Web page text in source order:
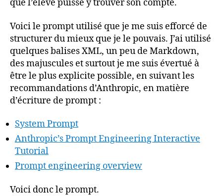
que l’élève puisse y trouver son compte.
Voici le prompt utilisé que je me suis efforcé de
structurer du mieux que je le pouvais. J’ai utilisé
quelques balises XML, un peu de Markdown,
des majuscules et surtout je me suis évertué à
être le plus explicite possible, en suivant les
recommandations d’Anthropic, en matière
d’écriture de prompt :
System Prompt
Anthropic’s Prompt Engineering Interactive
Tutorial
Prompt engineering overview
Voici donc le prompt.